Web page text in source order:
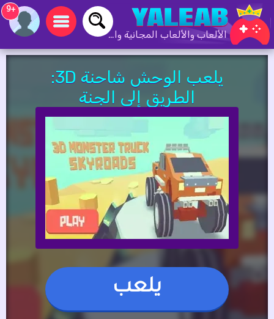
الألعاب والألعاب المجانية والألعاب عبر الإنترنت
+9
يلعب الوحش شاحنة 3D:
الطريق إلى الجنة
يلعب